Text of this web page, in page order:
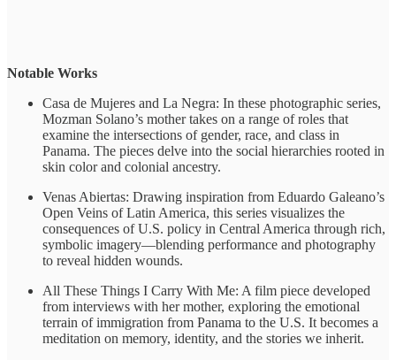
Notable Works
Casa de Mujeres and La Negra: In these photographic series,
Mozman Solano’s mother takes on a range of roles that
examine the intersections of gender, race, and class in
Panama. The pieces delve into the social hierarchies rooted in
skin color and colonial ancestry.
Venas Abiertas: Drawing inspiration from Eduardo Galeano’s
Open Veins of Latin America, this series visualizes the
consequences of U.S. policy in Central America through rich,
symbolic imagery—blending performance and photography
to reveal hidden wounds.
All These Things I Carry With Me: A film piece developed
from interviews with her mother, exploring the emotional
terrain of immigration from Panama to the U.S. It becomes a
meditation on memory, identity, and the stories we inherit.